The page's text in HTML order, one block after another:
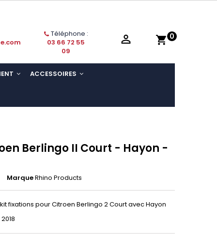
shopping_cart 0
Téléphone :
03 66 72 55
09

ACCESSOIRES
Berlingo II Court - Hayon -
MarqueRhino Products
fixations pour Citroen Berlingo 2 Court avec Hayon